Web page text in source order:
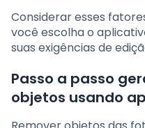
Considerar esses
você escolha o
suas exigências de
Passo a passo
objetos usando